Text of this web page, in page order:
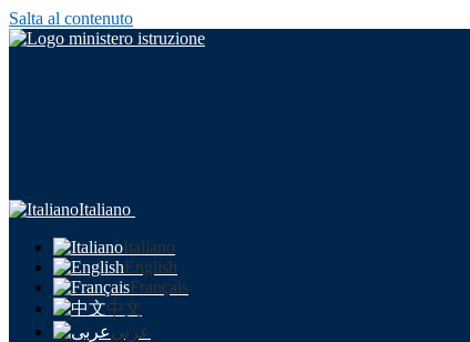
Salta al contenuto
Italiano
Italiano
English
Français
中文
عربى